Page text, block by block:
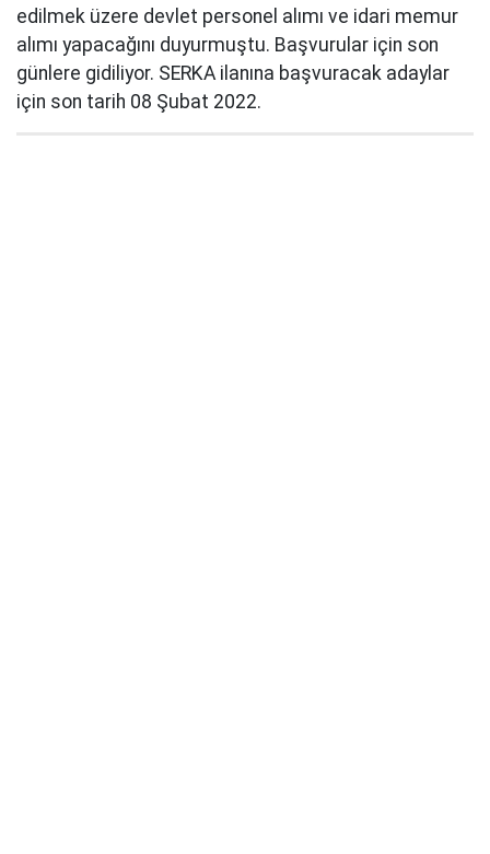
edilmek üzere devlet personel alımı ve idari memur
alımı yapacağını duyurmuştu. Başvurular için son
günlere gidiliyor. SERKA ilanına başvuracak adaylar
için son tarih 08 Şubat 2022.